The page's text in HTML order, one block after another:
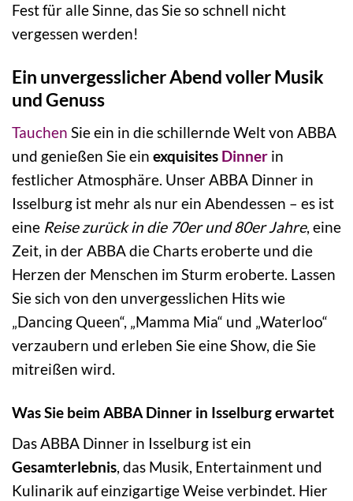
Fest für alle Sinne, das Sie so schnell nicht
vergessen werden!
Ein unvergesslicher Abend voller Musik
und Genuss
Tauchen Sie ein in die schillernde Welt von ABBA
und genießen Sie ein exquisites Dinner in
festlicher Atmosphäre. Unser ABBA Dinner in
Isselburg ist mehr als nur ein Abendessen – es ist
eine Reise zurück in die 70er und 80er Jahre, eine
Zeit, in der ABBA die Charts eroberte und die
Herzen der Menschen im Sturm eroberte. Lassen
Sie sich von den unvergesslichen Hits wie
„Dancing Queen“, „Mamma Mia“ und „Waterloo“
verzaubern und erleben Sie eine Show, die Sie
mitreißen wird.
Was Sie beim ABBA Dinner in Isselburg erwartet
Das ABBA Dinner in Isselburg ist ein
Gesamterlebnis, das Musik, Entertainment und
Kulinarik auf einzigartige Weise verbindet. Hier